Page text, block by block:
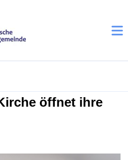
öffnet ihre